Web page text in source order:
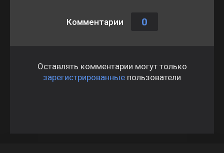
Комментарии 0
Оставлять комментарии могут только
зарегистрированные пользователи